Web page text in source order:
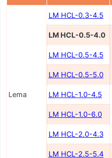
Lema
LM HCL-0.3-4.5
LM HCL-0.5-4.0
LM HCL-0.5-4.5
LM HCL-0.5-5.0
LM HCL-1.0-4.5
LM HCL-1.0-6.0
LM HCL-2.0-4.3
LM HCL-2.5-5.4